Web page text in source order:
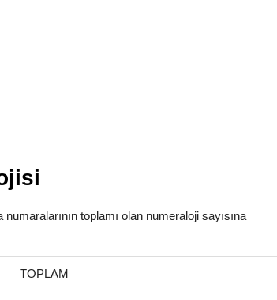
toplamı olan numeraloji sayısına
TOPLAM